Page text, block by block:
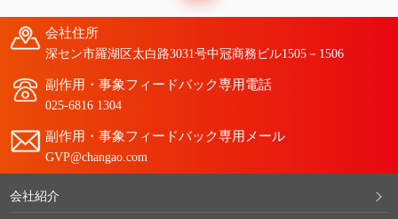
会社住所
深セン市羅湖区太白路3031号中冠商務ビル1505－1506
副作用・事象フィードバック専用電話
025-6816 1304
副作用・事象フィードバック専用メール
GVP@changao.com
会社紹介